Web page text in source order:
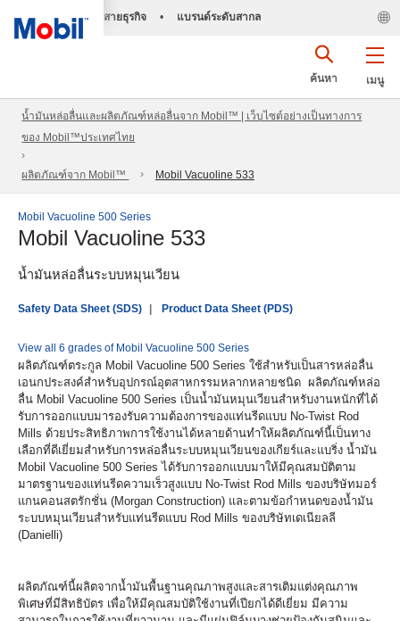
สายธุรกิจ • แบรนด์ระดับสากล
เมนู
ค้นหา
น้ำมันหล่อลื่นและผลิตภัณฑ์หล่อลื่นจาก Mobil™ | เว็บไซต์อย่างเป็นทางการ
ของ Mobil™ประเทศไทย
ผลิตภัณฑ์จาก Mobil™ Mobil Vacuoline 533
Mobil Vacuoline 500 Series
Mobil Vacuoline 533
น้ำมันหล่อลื่นระบบหมุนเวียน
Safety Data Sheet (SDS) Product Data Sheet (PDS)
View all 6 grades of Mobil Vacuoline 500 Series
ผลิตภัณฑ์ตระกูล Mobil Vacuoline 500 Series ใช้สำหรับเป็นสารหล่อลื่น
เอนกประสงค์สำหรับอุปกรณ์อุตสาหกรรมหลากหลายชนิด ผลิตภัณฑ์หล่อ
ลื่น Mobil Vacuoline 500 Series เป็นน้ำมันหมุนเวียนสำหรับงานหนักที่ได้
รับการออกแบบมารองรับความต้องการของแท่นรีดแบบ No-Twist Rod
Mills ด้วยประสิทธิภาพการใช้งานได้หลายด้านทำให้ผลิตภัณฑ์นี้เป็นทาง
เลือกที่ดีเยี่ยมสำหรับการหล่อลื่นระบบหมุนเวียนของเกียร์และแบริ่ง น้ำมัน
Mobil Vacuoline 500 Series ได้รับการออกแบบมาให้มีคุณสมบัติตาม
มาตรฐานของแท่นรีดความเร็วสูงแบบ No-Twist Rod Mills ของบริษัทมอร์
แกนคอนสตรักชั่น (Morgan Construction) และตามข้อกำหนดของน้ำมัน
ระบบหมุนเวียนสำหรับแท่นรีดแบบ Rod Mills ของบริษัทเดเนียลลี
(Danielli)
ผลิตภัณฑ์นี้ผลิตจากน้ำมันพื้นฐานคุณภาพสูงและสารเติมแต่งคุณภาพ
พิเศษที่มีสิทธิบัตร เพื่อให้มีคุณสมบัติใช้งานที่เปียกได้ดีเยี่ยม มีความ